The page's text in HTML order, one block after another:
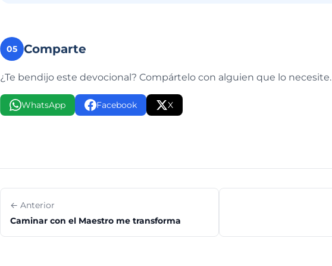
05 Comparte
¿Te bendijo este devocional? Compártelo con alguien que lo necesite.
WhatsApp Facebook X
← Anterior
Caminar con el Maestro me transforma